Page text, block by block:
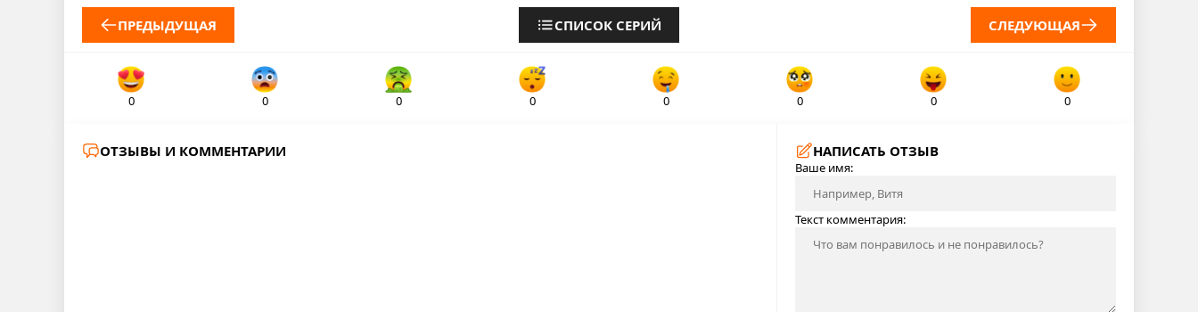
ПРЕДЫДУЩАЯ СПИСОК СЕРИЙ СЛЕДУЮЩАЯ
0 0 0 0 0 0 0 0
ОТЗЫВЫ И КОММЕНТАРИИ НАПИСАТЬ ОТЗЫВ
Ваше имя:
Текст комментария: